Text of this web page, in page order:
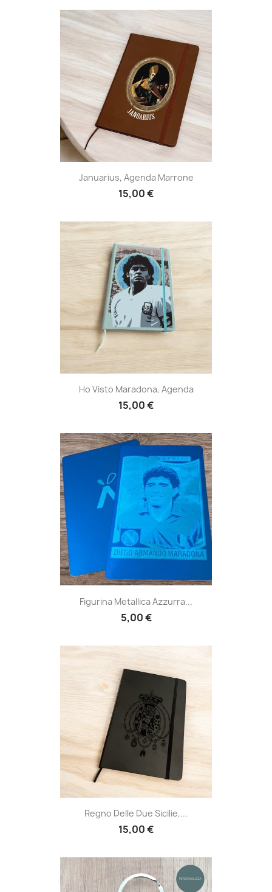
Januarius, Agenda Marrone
15,00 €
Ho Visto Maradona, Agenda
15,00 €
Figurina Metallica Azzurra...
5,00 €
Regno Delle Due Sicilie,...
15,00 €